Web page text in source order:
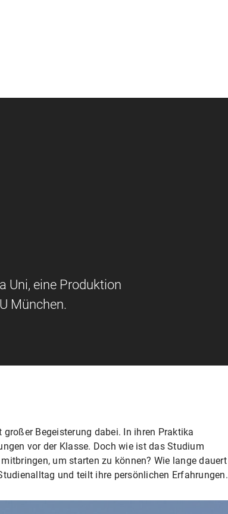
Uni, eine Produktion
München.
Begeisterung dabei. In ihren Praktika
vor der Klasse. Doch wie ist das Studium
um starten zu können? Wie lange dauert
und teilt ihre persönlichen Erfahrungen.